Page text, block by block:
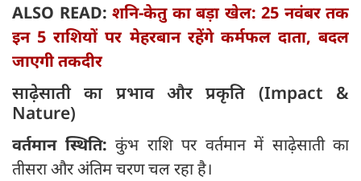
ALSO READ: शनि-केतु का बड़ा खेल: 25 नवंबर तक
इन 5 राशियों पर मेहरबान रहेंगे कर्मफल दाता, बदल
जाएगी तकदीर
साढ़ेसाती का प्रभाव और प्रकृति (Impact &
Nature)
वर्तमान स्थिति: कुंभ राशि पर वर्तमान में साढ़ेसाती का
तीसरा और अंतिम चरण चल रहा है।